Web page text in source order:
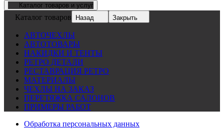
Каталог товаров и услуг
Каталог товаров Назад Закрыть
АВТОЧЕХЛЫ
АВТОТОВАРЫ
НАКИДКИ И ТЕНТЫ
РЕТРО ДЕТАЛИ
РЕСТАВРАЦИЯ РЕТРО
МАТЕРИАЛЫ
ЧЕХЛЫ НА ЗАКАЗ
ПЕРЕТЯЖКА САЛОНОВ
ПРИМЕРЫ РАБОТ
Обработка персональных данных